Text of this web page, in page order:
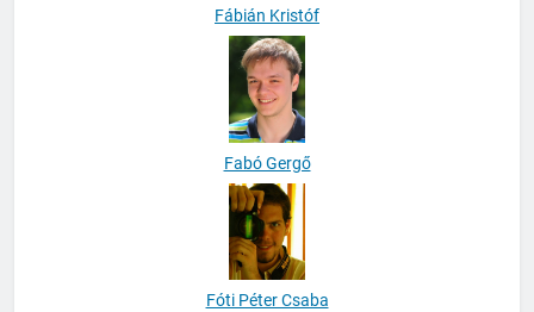
Fábián Kristóf
Fabó Gergő